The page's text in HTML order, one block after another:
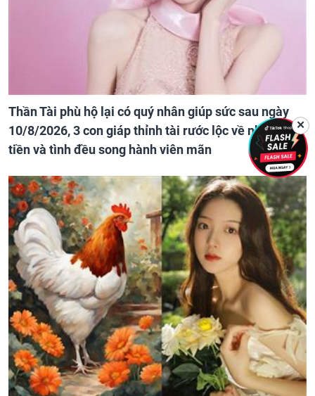
Thần Tài phù hộ lại có quý nhân giúp sức sau ngày
10/8/2026, 3 con giáp thỉnh tài rước lộc về nhà, cả
tiền và tình đều song hành viên mãn
✕